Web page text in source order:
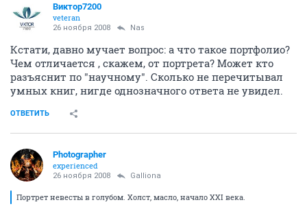
Виктор7200
veteran
26 ноября 2008 Nas
Кстати, давно мучает вопрос: а что такое портфолио?
Чем отличается , скажем, от портрета? Может кто
разъяснит по "научному". Сколько не перечитывал
умных книг, нигде однозначного ответа не увидел.
ОТВЕТИТЬ
Photographer
experienced
26 ноября 2008 Galliona
Портрет невесты в голубом. Холст, масло, начало XXI века.